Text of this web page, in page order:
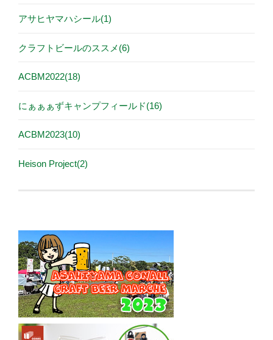
アサヒヤマハシール(1)
クラフトビールのススメ(6)
ACBM2022(18)
にぁぁぁずキャンプフィールド(16)
ACBM2023(10)
Heison Project(2)